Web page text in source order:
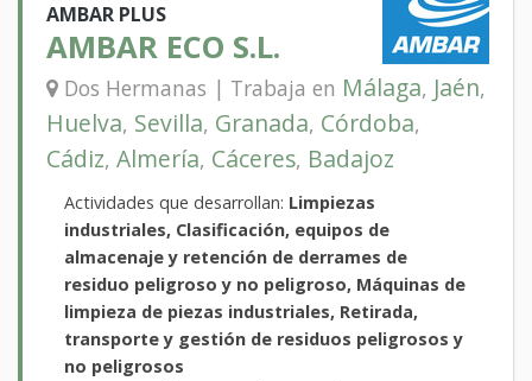
AMBAR PLUS
AMBAR ECO S.L.
Dos Hermanas | Trabaja en Málaga, Jaén,
Huelva, Sevilla, Granada, Córdoba,
Cádiz, Almería, Cáceres, Badajoz
Actividades que desarrollan: Limpiezas
industriales, Clasificación, equipos de
almacenaje y retención de derrames de
residuo peligroso y no peligroso, Máquinas de
limpieza de piezas industriales, Retirada,
transporte y gestión de residuos peligrosos y
no peligrosos